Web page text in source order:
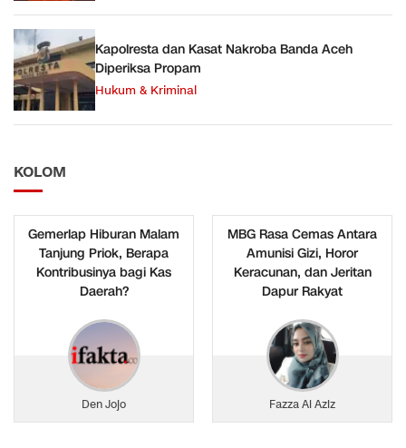
Kapolresta dan Kasat Nakroba Banda Aceh
Diperiksa Propam
Hukum & Kriminal
KOLOM
Gemerlap Hiburan Malam
Tanjung Priok, Berapa
Kontribusinya bagi Kas
Daerah?
Den Jojo
MBG Rasa Cemas Antara
Amunisi Gizi, Horor
Keracunan, dan Jeritan
Dapur Rakyat
Fazza Al Aziz